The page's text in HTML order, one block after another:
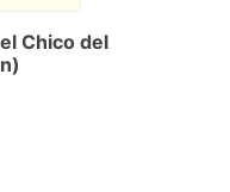
Chico del